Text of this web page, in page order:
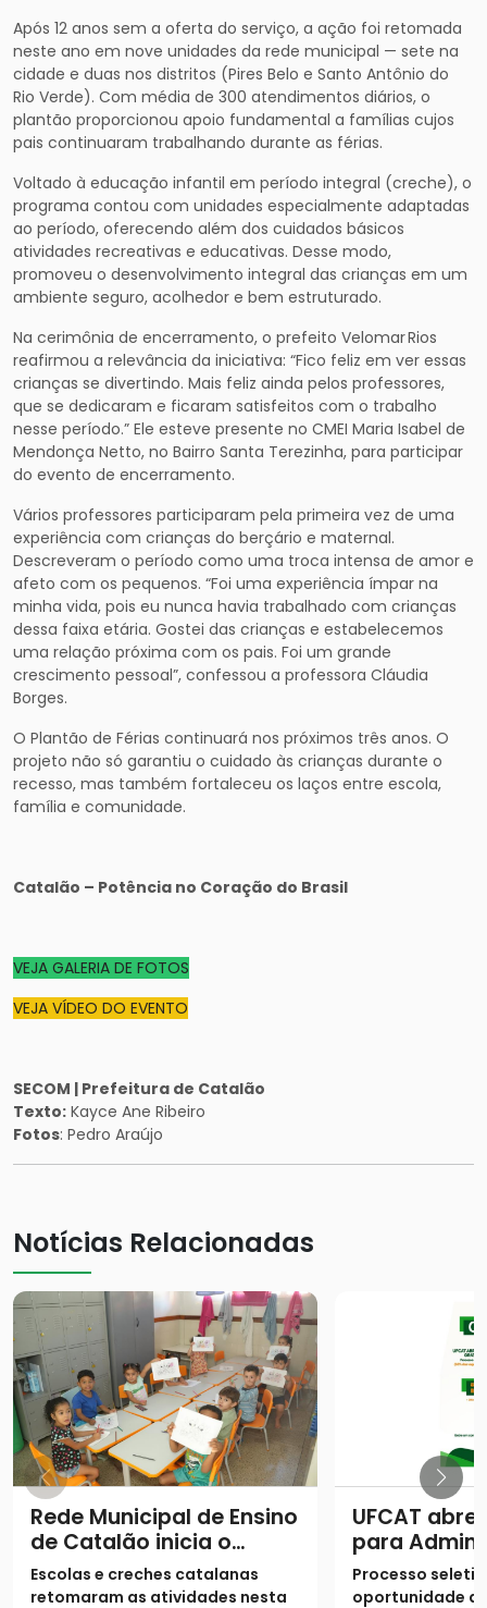
Após 12 anos sem a oferta do serviço, a ação foi retomada
neste ano em nove unidades da rede municipal — sete na
cidade e duas nos distritos (Pires Belo e Santo Antônio do
Rio Verde). Com média de 300 atendimentos diários, o
plantão proporcionou apoio fundamental a famílias cujos
pais continuaram trabalhando durante as férias.
Voltado à educação infantil em período integral (creche), o
programa contou com unidades especialmente adaptadas
ao período, oferecendo além dos cuidados básicos
atividades recreativas e educativas. Desse modo,
promoveu o desenvolvimento integral das crianças em um
ambiente seguro, acolhedor e bem estruturado.
Na cerimônia de encerramento, o prefeito Velomar Rios
reafirmou a relevância da iniciativa: “Fico feliz em ver essas
crianças se divertindo. Mais feliz ainda pelos professores,
que se dedicaram e ficaram satisfeitos com o trabalho
nesse período.” Ele esteve presente no CMEI Maria Isabel de
Mendonça Netto, no Bairro Santa Terezinha, para participar
do evento de encerramento.
Vários professores participaram pela primeira vez de uma
experiência com crianças do berçário e maternal.
Descreveram o período como uma troca intensa de amor e
afeto com os pequenos. “Foi uma experiência ímpar na
minha vida, pois eu nunca havia trabalhado com crianças
dessa faixa etária. Gostei das crianças e estabelecemos
uma relação próxima com os pais. Foi um grande
crescimento pessoal”, confessou a professora Cláudia
Borges.
O Plantão de Férias continuará nos próximos três anos. O
projeto não só garantiu o cuidado às crianças durante o
recesso, mas também fortaleceu os laços entre escola,
família e comunidade.
Catalão – Potência no Coração do Brasil
VEJA GALERIA DE FOTOS
VEJA VÍDEO DO EVENTO
SECOM | Prefeitura de Catalão
Texto: Kayce Ane Ribeiro
Fotos: Pedro Araújo
Notícias Relacionadas
Rede Municipal de Ensino
de Catalão inicia o
segundo semestre com
9,4 mil alunos de volta
Escolas e creches catalanas
retomaram as atividades nesta
UFCAT
para
Pública
para
Processo
oportunidade